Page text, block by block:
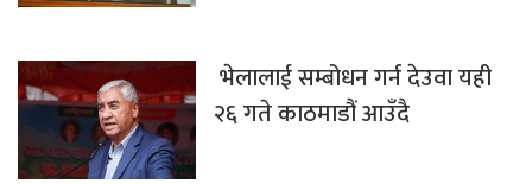
भेलालाई सम्बोधन गर्न देउवा यही
२६ गते काठमाडौं आउँदै